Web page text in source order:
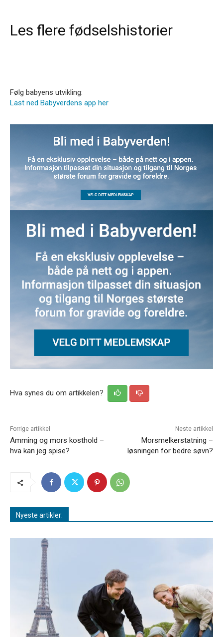
Les flere fødselshistorier
Følg babyens utvikling:
Last ned Babyverdens app her
Hva synes du om artikkelen?
Forrige artikkel
Amming og mors kosthold –
hva kan jeg spise?
Neste artikkel
Morsmelkerstatning –
løsningen for bedre søvn?
Nyeste artikler: